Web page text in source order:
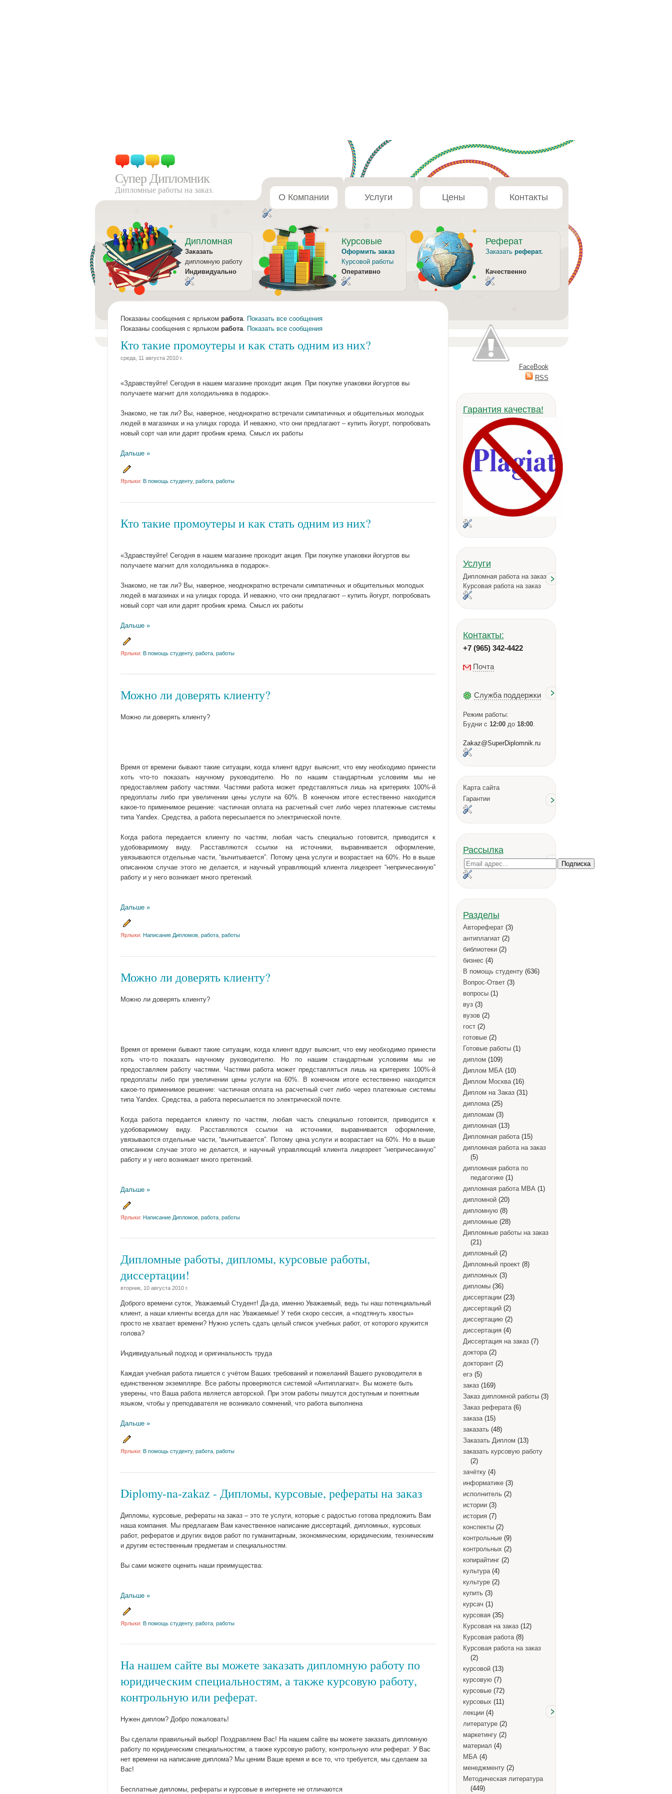
Супер Дипломник
Дипломные работы на заказ.
О Компании Услуги Цены Контакты
Дипломная
Заказать
дипломную работу
Индивидуально
Курсовые
Оформить заказ
Курсовой работы
Оперативно
Реферат
Заказать реферат.
Качественно
Показаны сообщения с ярлыком работа. Показать все сообщения
Показаны сообщения с ярлыком работа. Показать все сообщения
Кто такие промоутеры и как стать одним из них?
среда, 11 августа 2010 г.
«Здравствуйте! Сегодня в нашем магазине проходит акция. При покупке упаковки йогуртов вы
получаете магнит для холодильника в подарок».
Знакомо, не так ли? Вы, наверное, неоднократно встречали симпатичных и общительных молодых
людей в магазинах и на улицах города. И неважно, что они предлагают – купить йогурт, попробовать
новый сорт чая или дарят пробник крема. Смысл их работы
Дальше »
Ярлыки: В помощь студенту, работа, работы
Кто такие промоутеры и как стать одним из них?
«Здравствуйте! Сегодня в нашем магазине проходит акция. При покупке упаковки йогуртов вы
получаете магнит для холодильника в подарок».
Знакомо, не так ли? Вы, наверное, неоднократно встречали симпатичных и общительных молодых
людей в магазинах и на улицах города. И неважно, что они предлагают – купить йогурт, попробовать
новый сорт чая или дарят пробник крема. Смысл их работы
Дальше »
Ярлыки: В помощь студенту, работа, работы
Можно ли доверять клиенту?
Можно ли доверять клиенту?
Время от времени бывают такие ситуации, когда клиент вдруг выяснит, что ему необходимо принести
хоть что-то показать научному руководителю. Но по нашим стандартным условиям мы не
предоставляем работу частями. Частями работа может представляться лишь на критериях 100%-й
предоплаты либо при увеличении цены услуги на 60%. В конечном итоге естественно находится
какое-то применимое решение: частичная оплата на расчетный счет либо через платежные системы
типа Yandex. Средства, а работа пересылается по электрической почте.
Когда работа передается клиенту по частям, любая часть специально готовится, приводится к
удобоваримому виду. Расставляются ссылки на источники, выравнивается оформление,
увязываются отдельные части, “вычитывается”. Потому цена услуги и возрастает на 60%. Но в выше
описанном случае этого не делается, и научный управляющий клиента лицезреет “непричесанную”
работу и у него возникает много претензий.
Дальше »
Ярлыки: Написание Дипломов, работа, работы
Можно ли доверять клиенту?
Можно ли доверять клиенту?
Время от времени бывают такие ситуации, когда клиент вдруг выяснит, что ему необходимо принести
хоть что-то показать научному руководителю. Но по нашим стандартным условиям мы не
предоставляем работу частями. Частями работа может представляться лишь на критериях 100%-й
предоплаты либо при увеличении цены услуги на 60%. В конечном итоге естественно находится
какое-то применимое решение: частичная оплата на расчетный счет либо через платежные системы
типа Yandex. Средства, а работа пересылается по электрической почте.
Когда работа передается клиенту по частям, любая часть специально готовится, приводится к
удобоваримому виду. Расставляются ссылки на источники, выравнивается оформление,
увязываются отдельные части, “вычитывается”. Потому цена услуги и возрастает на 60%. Но в выше
описанном случае этого не делается, и научный управляющий клиента лицезреет “непричесанную”
работу и у него возникает много претензий.
Дальше »
Ярлыки: Написание Дипломов, работа, работы
Дипломные работы, дипломы, курсовые работы,
диссертации!
вторник, 10 августа 2010 г.
Доброго времени суток, Уважаемый Студент! Да-да, именно Уважаемый, ведь ты наш потенциальный
клиент, а наши клиенты всегда для нас Уважаемые! У тебя скоро сессия, а «подтянуть хвосты»
просто не хватает времени? Нужно успеть сдать целый список учебных работ, от которого кружится
голова?
Индивидуальный подход и оригинальность труда
Каждая учебная работа пишется с учётом Ваших требований и пожеланий Вашего руководителя в
единственном экземпляре. Все работы проверяются системой «Антиплагиат». Вы можете быть
уверены, что Ваша работа является авторской. При этом работы пишутся доступным и понятным
языком, чтобы у преподавателя не возникало сомнений, что работа выполнена
Дальше »
Ярлыки: В помощь студенту, работа, работы
Diplomy-na-zakaz - Дипломы, курсовые, рефераты на заказ
Дипломы, курсовые, рефераты на заказ – это те услуги, которые с радостью готова предложить Вам
наша компания. Мы предлагаем Вам качественное написание диссертаций, дипломных, курсовых
работ, рефератов и других видов работ по гуманитарным, экономическим, юридическим, техническим
и другим естественным предметам и специальностям.
Вы сами можете оценить наши преимущества:
Дальше »
Ярлыки: В помощь студенту, работа, работы
На нашем сайте вы можете заказать дипломную работу по
юридическим специальностям, а также курсовую работу,
контрольную или реферат.
Нужен диплом? Добро пожаловать!
Вы сделали правильный выбор! Поздравляем Вас! На нашем сайте вы можете заказать дипломную
работу по юридическим специальностям, а также курсовую работу, контрольную или реферат. У Вас
нет времени на написание диплома? Мы ценим Ваше время и все то, что требуется, мы сделаем за
Вас!
Бесплатные дипломы, рефераты и курсовые в интернете не отличаются
FaceBook
RSS
Гарантия качества!
Услуги
Дипломная работа на заказ
Курсовая работа на заказ
Контакты:
+7 (965) 342-4422
Почта
Служба поддержки
Режим работы:
Будни с 12:00до 18:00.
Zakaz@SuperDiplomnik.ru
Карта сайта
Гарантии
Рассылка
Разделы
Автореферат (3)
антиплагиат (2)
библиотеки (2)
бизнес (4)
В помощь студенту (636)
Вопрос-Ответ (3)
вопросы (1)
вуз (3)
вузов (2)
гост (2)
готовые (2)
Готовые работы (1)
диплом (109)
Диплом МБА (10)
Диплом Москва (16)
Диплом на Заказ (31)
диплома (25)
дипломам (3)
дипломная (13)
Дипломная работа (15)
дипломная работа на заказ
(5)
дипломная работа по
педагогике (1)
дипломная работа MBA (1)
дипломной (20)
дипломную (8)
дипломные (28)
Дипломные работы на заказ
(21)
дипломный (2)
Дипломный проект (8)
дипломных (3)
дипломы (36)
диссертации (23)
диссертаций (2)
диссертацию (2)
диссертация (4)
Диссертация на заказ (7)
доктора (2)
докторант (2)
егэ (5)
заказ (169)
Заказ дипломной работы (3)
Заказ реферата (6)
заказа (15)
заказать (48)
Заказать Диплом (13)
заказать курсовую работу
(2)
зачётку (4)
информатике (3)
исполнитель (2)
истории (3)
история (7)
конспекты (2)
контрольные (9)
контрольных (2)
копирайтинг (2)
культура (4)
культуре (2)
купить (3)
курсач (1)
курсовая (35)
Курсовая на заказ (12)
Курсовая работа (8)
Курсовая работа на заказ
(2)
курсовой (13)
курсовую (7)
курсовые (72)
курсовых (11)
лекции (4)
литературе (2)
маркетингу (2)
материал (4)
МБА (4)
менеджменту (2)
Методическая литература
(449)